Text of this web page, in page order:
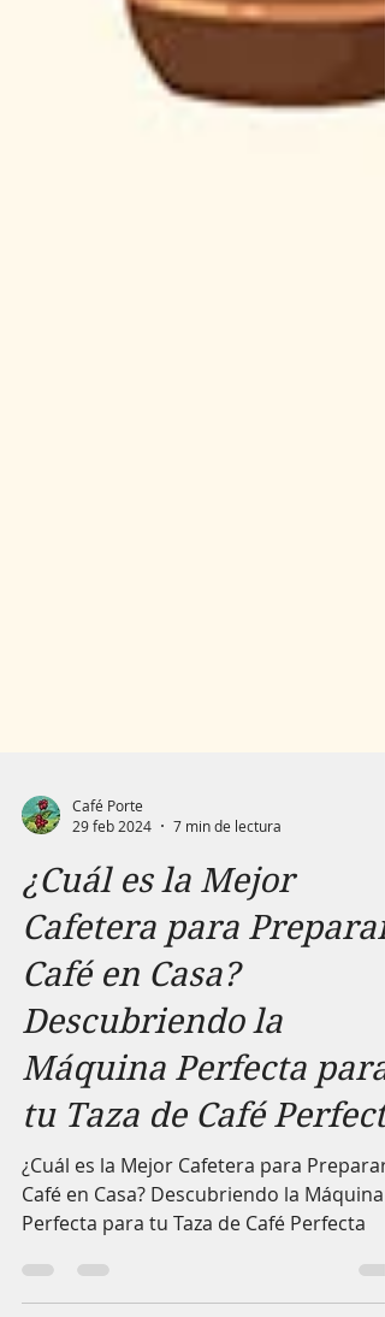
29 feb 2024
7 min de lectura
¿Cuál es la Mejor
Cafetera para Preparar
Café en Casa?
Descubriendo la
Máquina Perfecta para
tu Taza de Café Perfecta
¿Cuál es la Mejor Cafetera para Preparar
Perfecta para tu Taza de Café Perfecta